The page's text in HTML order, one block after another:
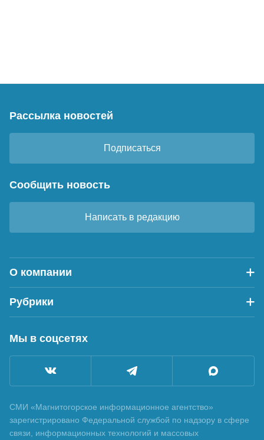
Рассылка новостей
Подписаться
Сообщить новость
Написать в редакцию
О компании
Рубрики
Мы в соцсетях
СМИ «Магнитогорское информационное агентство»
зарегистрировано Федеральной службой по надзору в сфере
связи, информационных технологий и массовых